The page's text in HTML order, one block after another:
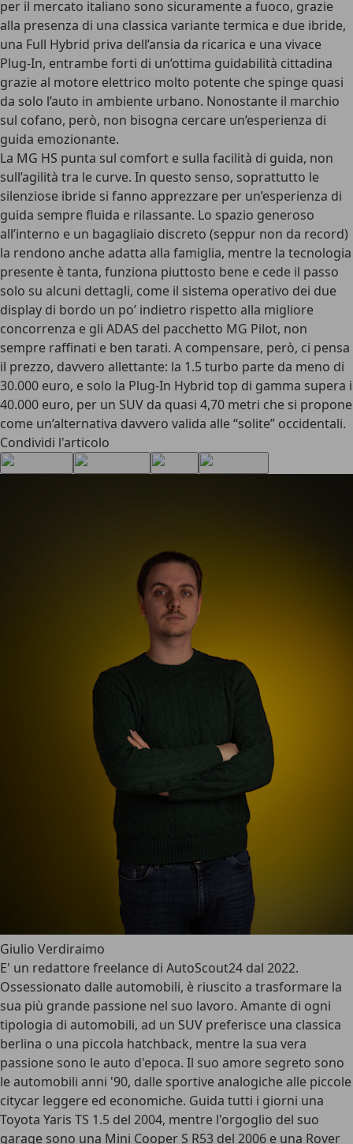
per il mercato italiano sono sicuramente a fuoco, grazie
alla presenza di una classica variante termica e due ibride,
una Full Hybrid priva dell’ansia da ricarica e una vivace
Plug-In, entrambe forti di un’ottima guidabilità cittadina
grazie al motore elettrico molto potente che spinge quasi
da solo l’auto in ambiente urbano. Nonostante il marchio
sul cofano, però, non bisogna cercare un’esperienza di
guida emozionante.
La MG HS punta sul comfort e sulla facilità di guida, non
sull’agilità tra le curve. In questo senso, soprattutto le
silenziose ibride si fanno apprezzare per un’esperienza di
guida sempre fluida e rilassante. Lo spazio generoso
all’interno e un bagagliaio discreto (seppur non da record)
la rendono anche adatta alla famiglia, mentre la tecnologia
presente è tanta, funziona piuttosto bene e cede il passo
solo su alcuni dettagli, come il sistema operativo dei due
display di bordo un po’ indietro rispetto alla migliore
concorrenza e gli ADAS del pacchetto MG Pilot, non
sempre raffinati e ben tarati. A compensare, però, ci pensa
il prezzo, davvero allettante: la 1.5 turbo parte da meno di
30.000 euro, e solo la Plug-In Hybrid top di gamma supera i
40.000 euro, per un SUV da quasi 4,70 metri che si propone
come un’alternativa davvero valida alle “solite” occidentali.
Condividi l'articolo
Giulio Verdiraimo
E' un redattore freelance di AutoScout24 dal 2022.
Ossessionato dalle automobili, è riuscito a trasformare la
sua più grande passione nel suo lavoro. Amante di ogni
tipologia di automobili, ad un SUV preferisce una classica
berlina o una piccola hatchback, mentre la sua vera
passione sono le auto d'epoca. Il suo amore segreto sono
le automobili anni '90, dalle sportive analogiche alle piccole
citycar leggere ed economiche. Guida tutti i giorni una
Toyota Yaris TS 1.5 del 2004, mentre l'orgoglio del suo
garage sono una Mini Cooper S R53 del 2006 e una Rover